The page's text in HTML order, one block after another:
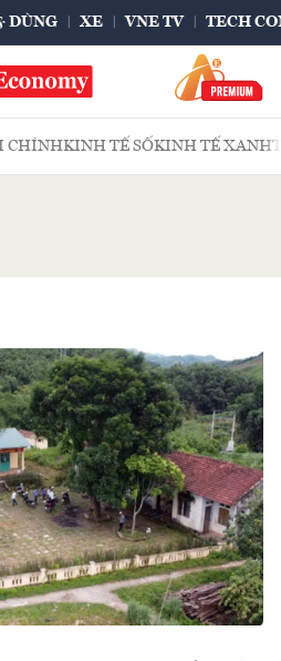
DÙNG XE VNE TV TECH
CHÍNHKINH TẾ SỐKINH TẾ XANH